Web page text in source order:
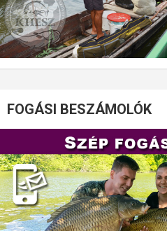
FOGÁSI BESZÁMOLÓK